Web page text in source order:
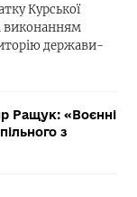
Курської
виконанням
держави-
Ращук: «Воєнні
з